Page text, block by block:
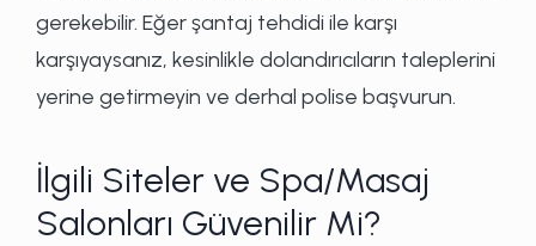
gerekebilir. Eğer şantaj tehdidi ile karşı
karşıyaysanız, kesinlikle dolandırıcıların taleplerini
yerine getirmeyin ve derhal polise başvurun.
İlgili Siteler ve Spa/Masaj
Salonları Güvenilir Mi?